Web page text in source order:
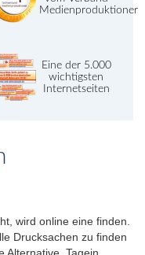
Medienproduktioner
Eine der 5.000
wichtigsten
Internetseiten
wird online eine finden.
Drucksachen zu finden
Tagein,